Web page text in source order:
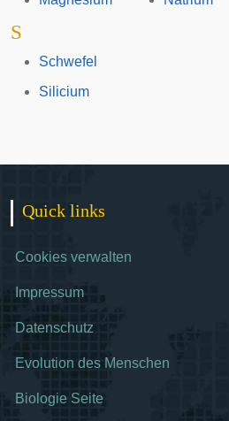
S
Schwefel
Silicium
Quick links
Cookies verwalten
Impressum
Datenschutz
Evolution des Menschen
Biologie Seite